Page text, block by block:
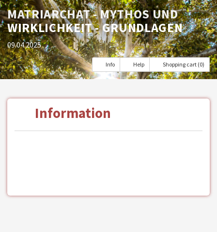
MATRIARCHAT - MYTHOS UND
WIRKLICHKEIT - GRUNDLAGEN
09.04.2025
Info Help Shopping cart (0)
Information